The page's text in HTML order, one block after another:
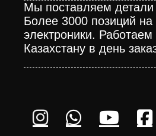
Мы поставляем детали
Более 3000 позиций
электроники.
Казахстану в день